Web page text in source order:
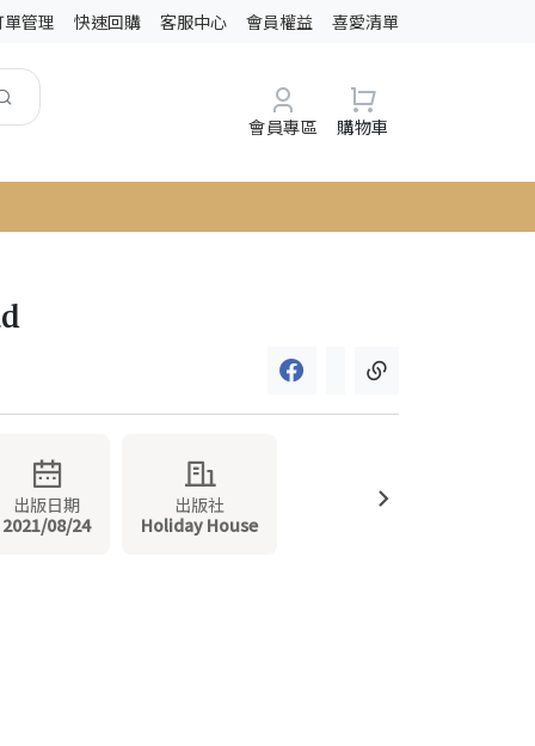
單管理 快速回購 客服中心 會員權益 喜愛清單
會員專區 購物車
出版日期
2021/08/24
出版社
Holiday House